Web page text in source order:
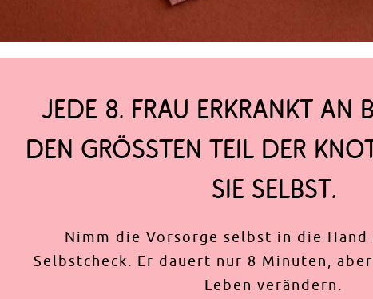
JEDE 8. FRAU ERKRANKT AN
DEN GRÖSSTEN TEIL DER
SIE SELBST.
Nimm die Vorsorge selbst in die Hand
Selbstcheck. Er dauert nur 8 Minuten,
Leben verändern.